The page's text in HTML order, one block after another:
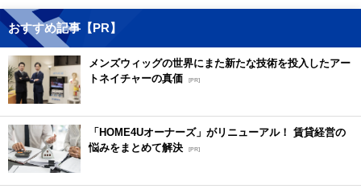
おすすめ記事【PR】
メンズウィッグの世界にまた新たな技術を投入したアー
トネイチャーの真価 [PR]
「HOME4Uオーナーズ」がリニューアル！ 賃貸経営の
悩みをまとめて解決 [PR]